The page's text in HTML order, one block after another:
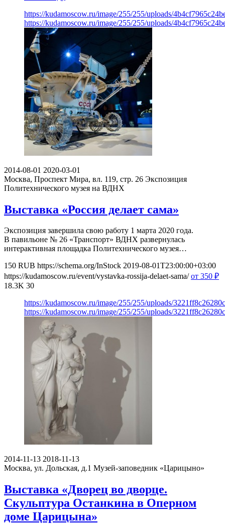
https://kudamoscow.ru/image/255/255/uploads/
https://kudamoscow.ru/image/255/255/uploads/
2014-08-01 2020-03-01
Москва, Проспект Мира, вл. 119, стр. 26 Экспозиция
Политехнического музея на ВДНХ
Выставка «Россия делает сама»
Экспозиция завершила свою работу 1 марта 2020 года.
В павильоне № 26 «Транспорт» ВДНХ развернулась
интерактивная площадка Политехнического музея…
150 RUB https://schema.org/InStock 2019-08-01T23:00:00+03:00
https://kudamoscow.ru/event/vystavka-rossija-delaet-sama/ от 350 ₽
18.3K 30
https://kudamoscow.ru/image/255/255/uploads/
https://kudamoscow.ru/image/255/255/uploads/
2014-11-13 2018-11-13
Москва, ул. Дольская, д.1 Музей-заповедник «Царицыно»
Выставка «Дворец во дворце.
Скульптура Останкина в Оперном
доме Царицына»